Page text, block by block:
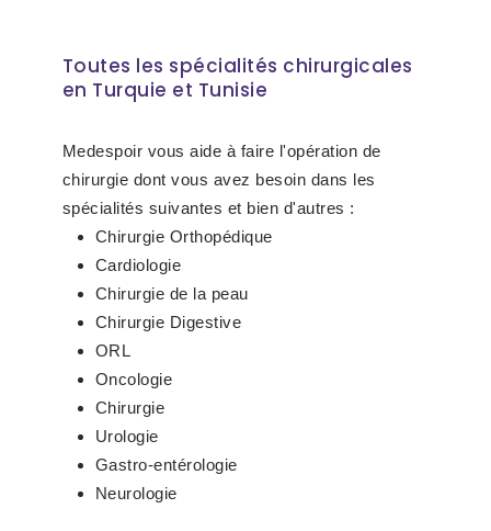
Toutes les spécialités chirurgicales
en Turquie et Tunisie
Medespoir vous aide à faire l'opération de
chirurgie dont vous avez besoin dans les
spécialités suivantes et bien d'autres :
Chirurgie Orthopédique
Cardiologie
Chirurgie de la peau
Chirurgie Digestive
ORL
Oncologie
Chirurgie
Urologie
Gastro-entérologie
Neurologie